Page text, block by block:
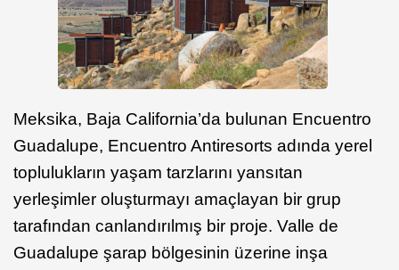
Meksika, Baja California’da bulunan Encuentro
Guadalupe, Encuentro Antiresorts adında yerel
toplulukların yaşam tarzlarını yansıtan
yerleşimler oluşturmayı amaçlayan bir grup
tarafından canlandırılmış bir proje. Valle de
Guadalupe şarap bölgesinin üzerine inşa